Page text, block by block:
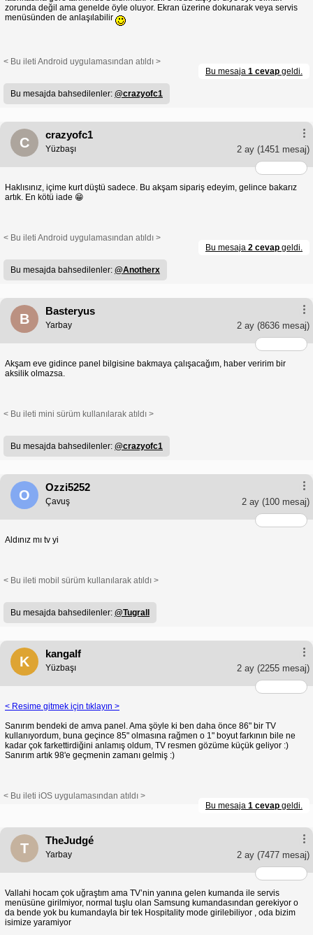
zorunda değil ama genelde öyle oluyor. Ekran üzerine dokunarak veya servis
menüsünden de anlaşılabilir
< Bu ileti Android uygulamasından atıldı >
Bu mesaja 1 cevap geldi.
Bu mesajda bahsedilenler: @crazyofc1
C
crazyofc1
2 ay (1451 mesaj)
Yüzbaşı
Haklısınız, içime kurt düştü sadece. Bu akşam sipariş edeyim, gelince bakarız
artık. En kötü iade 😁
< Bu ileti Android uygulamasından atıldı >
Bu mesaja 2 cevap geldi.
Bu mesajda bahsedilenler: @Anotherx
B
Basteryus
2 ay (8636 mesaj)
Yarbay
Akşam eve gidince panel bilgisine bakmaya çalışacağım, haber veririm bir
aksilik olmazsa.
< Bu ileti mini sürüm kullanılarak atıldı >
Bu mesajda bahsedilenler: @crazyofc1
O
Ozzi5252
2 ay (100 mesaj)
Çavuş
Aldınız mı tv yi
< Bu ileti mobil sürüm kullanılarak atıldı >
Bu mesajda bahsedilenler: @Tugrall
K
kangalf
2 ay (2255 mesaj)
Yüzbaşı
< Resime gitmek için tıklayın >
Sanırım bendeki de amva panel. Ama şöyle ki ben daha önce 86" bir TV
kullanıyordum, buna geçince 85" olmasına rağmen o 1" boyut farkının bile ne
kadar çok farkettirdiğini anlamış oldum, TV resmen gözüme küçük geliyor :)
Sanırım artık 98'e geçmenin zamanı gelmiş :)
< Bu ileti iOS uygulamasından atıldı >
Bu mesaja 1 cevap geldi.
T
TheJudgé
2 ay (7477 mesaj)
Yarbay
Vallahi hocam çok uğraştım ama TV’nin yanına gelen kumanda ile servis
menüsüne girilmiyor, normal tuşlu olan Samsung kumandasından gerekiyor o
da bende yok bu kumandayla bir tek Hospitality mode girilebiliyor , oda bizim
isimize yaramiyor